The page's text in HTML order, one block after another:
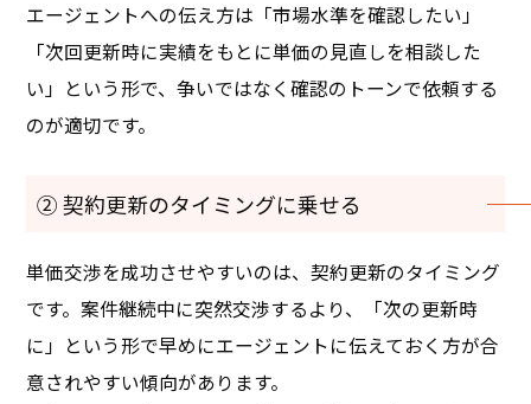
エージェントへの伝え方は「市場水準を確認したい」
「次回更新時に実績をもとに単価の見直しを相談した
い」という形で、争いではなく確認のトーンで依頼する
のが適切です。
② 契約更新のタイミングに乗せる
単価交渉を成功させやすいのは、契約更新のタイミング
です。案件継続中に突然交渉するより、「次の更新時
に」という形で早めにエージェントに伝えておく方が合
意されやすい傾向があります。